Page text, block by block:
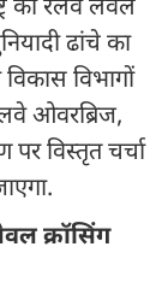
को रेलवे लेवल
ढांचे का
विभागों
ओवरब्रिज,
विस्तृत चर्चा
क्रॉसिंग